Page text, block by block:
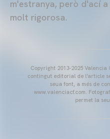
m'estranya, però d'ací
molt rigorosa.
Copyright 2013-2025 Valencia
contingut editorial de l'article
seua font, a més de
www.valenciacf.com.
permet la